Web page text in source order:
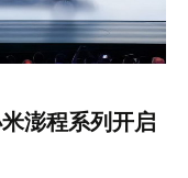
澎程系列开启